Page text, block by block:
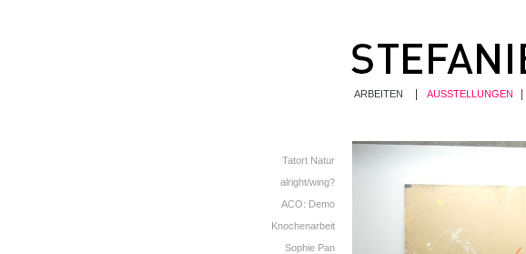
ARBEITEN AUSSTELLUNGEN
Tatort Natur
alright/wing?
ACO: Demo
Knochenarbeit
Sophie Pan